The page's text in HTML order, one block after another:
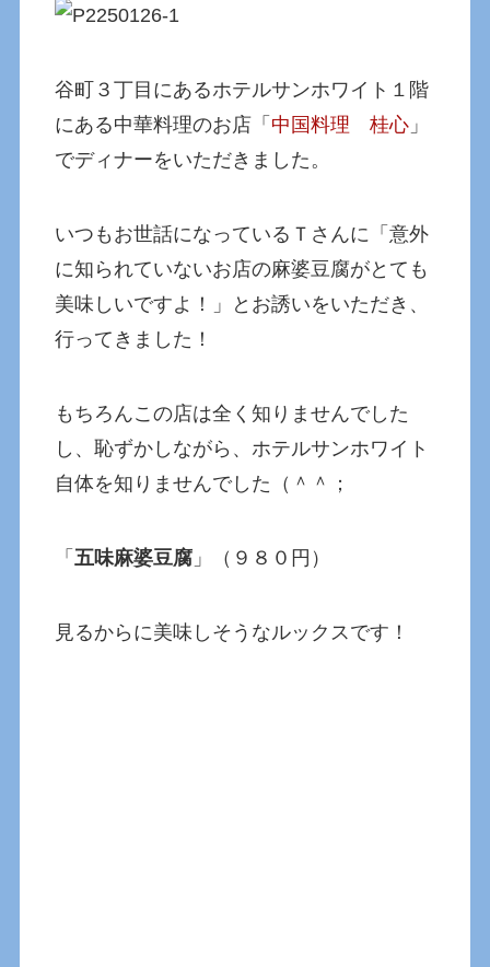
谷町３丁目にあるホテルサンホワイト１階
にある中華料理のお店「 中国料理 桂心 」
でディナーをいただきました。
いつもお世話になっているＴさんに「意外
に知られていないお店の麻婆豆腐がとても
美味しいですよ！」とお誘いをいただき、
行ってきました！
もちろんこの店は全く知りませんでした
し、恥ずかしながら、ホテルサンホワイト
自体を知りませんでした（＾＾；
「 五味麻婆豆腐 」（９８０円）
見るからに美味しそうなルックスです！